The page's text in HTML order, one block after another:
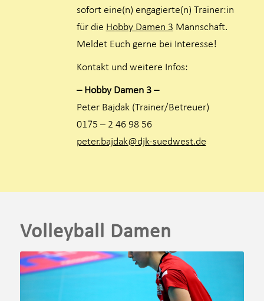
sofort eine(n) engagierte(n) Trainer:in
für die Hobby Damen 3 Mannschaft.
Meldet Euch gerne bei Interesse!
Kontakt und weitere Infos:
– Hobby Damen 3 –
Peter Bajdak (Trainer/Betreuer)
0175 – 2 46 98 56
peter.bajdak@djk-suedwest.de
Volleyball Damen